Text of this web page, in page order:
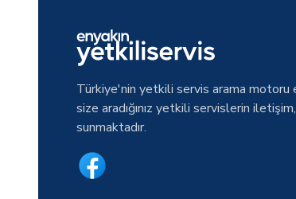
Türkiye'nin yetkili servis arama motoru
size aradığınız yetkili servislerin
sunmaktadır.